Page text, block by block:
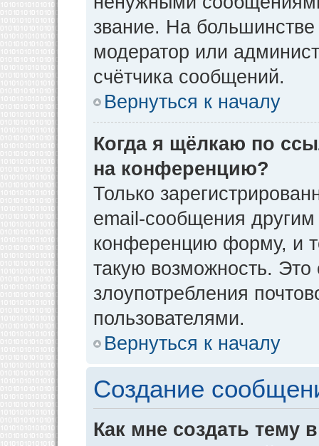
звание. На
модератор или
счётчика сообщений.
Вернуться к началу
Когда я щёлкаю по
на конференцию?
Только
email-сообщения
конференцию форму, и
такую возможность. Это
злоупотребления
пользователями.
Вернуться к началу
Создание
Как мне создать тему